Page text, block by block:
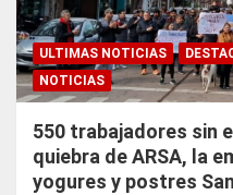
ULTIMAS NOTICIAS
NOTICIAS
550 trabajadores sin
quiebra de ARSA, la
yogures y postres